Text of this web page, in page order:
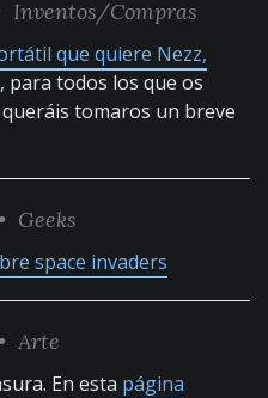
Inventos/Compras
que quiere Nezz,
, para todos los que os
tomaros un breve
Geeks
space invaders
Arte
En esta página